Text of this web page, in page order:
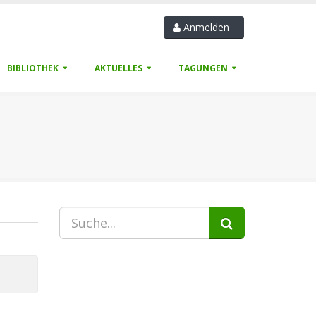
Anmelden
BIBLIOTHEK AKTUELLES TAGUNGEN